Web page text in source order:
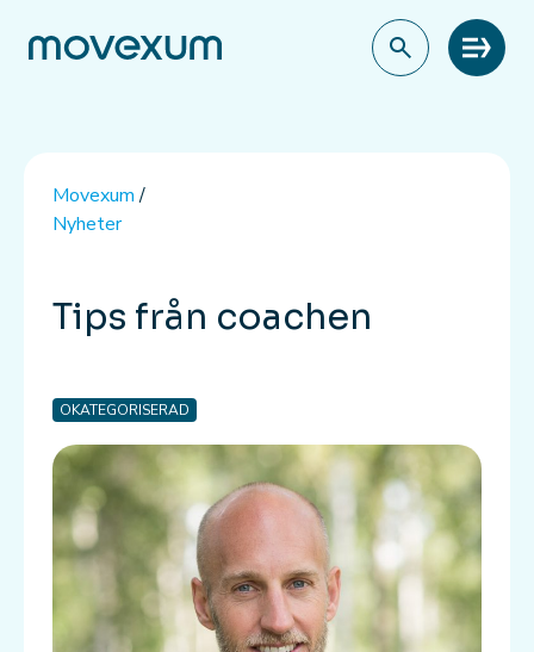
Meny
Movexum/
Nyheter
Tips från coachen
OKATEGORISERAD